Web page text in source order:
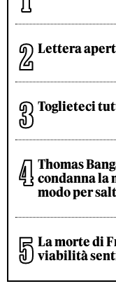
Lettera
Toglieteci
Thomas
condanna la
modo per
La morte di
viabilità